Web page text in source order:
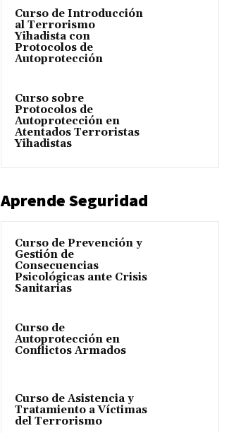
Curso de Introducción
al Terrorismo
Yihadista con
Protocolos de
Autoprotección
Curso sobre
Protocolos de
Autoprotección en
Atentados Terroristas
Yihadistas
Aprende Seguridad
Curso de Prevención y
Gestión de
Consecuencias
Psicológicas ante Crisis
Sanitarias
Curso de
Autoprotección en
Conflictos Armados
Curso de Asistencia y
Tratamiento a Víctimas
del Terrorismo